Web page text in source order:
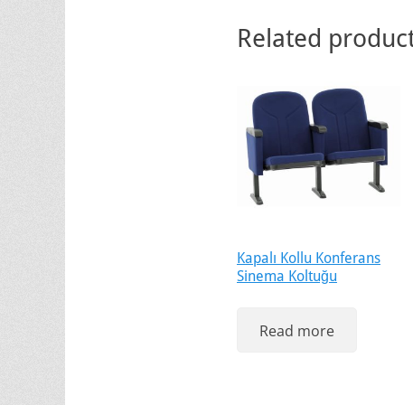
Related
Kapalı Kollu Konferans
Sinema Koltuğu
Read more